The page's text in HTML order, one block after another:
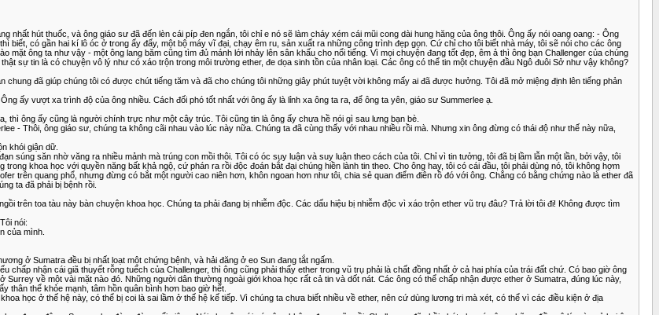
nhất hút thuốc, và ông giáo sư đã đến lèn cái píp đen ngắn, tôi chỉ e nó sẽ làm cháy xém cái mũi cong dài hung hăng của ông thôi. Ông ấy nói oang oang: - Ông
biết, có gần hai kí lô óc ở trong ấy đấy, một bộ máy vĩ đại, chạy êm ru, sản xuất ra những công trình đẹp gọn. Cứ chỉ cho tôi biết nhà máy, tôi sẽ nói cho các ông
mặt ông ta như vậy - một ông lang băm cũng tìm đủ mánh lới nhảy lên sân khấu cho nổi tiếng. Vì mọi chuyện đang tốt đẹp, êm ả thì ông bạn Challenger của chúng
sự tin là có chuyện vô lý như có xáo trộn trong môi trường ether, đe dọa sinh tồn của nhân loại. Các ông có thể tin một chuyện đầu Ngô đuôi Sở như vậy không?
đã giúp chúng tôi có được chút tiếng tăm và đã cho chúng tôi những giây phút tuyệt vời không mấy ai đã được hưởng. Tôi đã mở miệng định lên tiếng phản
ấy vượt xa trình độ của ông nhiều. Cách đối phó tốt nhất với ông ấy là lỉnh xa ông ta ra, để ông ta yên, giáo sư Summerlee ạ.
ông ấy cũng là người chính trực như một cây trúc. Tôi cũng tin là ông ấy chưa hề nói gì sau lưng bạn bè.
- Thôi, ông giáo sư, chúng ta không cãi nhau vào lúc này nữa. Chúng ta đã cùng thấy với nhau nhiều rồi mà. Nhưng xin ông đừng có thái độ như thế này nữa,
khói giận dữ.
súng săn nhờ văng ra nhiều mảnh mà trúng con mồi thôi. Tôi có óc suy luận và suy luận theo cách của tôi. Chỉ vì tin tưởng, tôi đã bị lầm lẫn một lần, bởi vậy, tôi
khoa học với quyền năng bất khả ngộ, cứ phán ra rồi độc đoán bắt đại chúng hiền lành tin theo. Cho ông hay, tôi có cái đầu, tôi phải dùng nó, tôi không hợm
trên quang phổ, nhưng đừng có bắt một người cao niên hơn, khôn ngoan hơn như tôi, chia sẻ quan điểm điên rồ đó với ông. Chẳng có bằng chứng nào là ether đã
ta đã phải bị bệnh rồi.
trên toa tàu này bàn chuyện khoa học. Chúng ta phải đang bị nhiễm độc. Các dấu hiệu bị nhiễm độc vì xáo trộn ether vũ trụ đâu? Trả lời tôi đi! Không được tìm
nói:
của mình.
ở Sumatra đều bị nhất loạt một chứng bệnh, và hải đăng ở eo Sun đang tắt ngấm.
nhận cái giã thuyết rỗng tuếch của Challenger, thì ông cũng phải thấy ether trong vũ trụ phải là chất đồng nhất ở cả hai phía của trái đất chứ. Có bao giờ ông
về một vài mặt nào đó. Những người dân thường ngoài giới khoa học rất cả tin và dốt nát. Các ông có thể chấp nhận được ether ở Sumatra, đúng lúc này,
thân thể khỏe mạnh, tâm hồn quân bình hơn bao giờ hết.
học ở thế hệ này, có thể bị coi là sai lầm ở thế hệ kế tiếp. Vì chúng ta chưa biết nhiều về ether, nên cứ dùng lương tri mà xét, có thể vì các điều kiện ở địa